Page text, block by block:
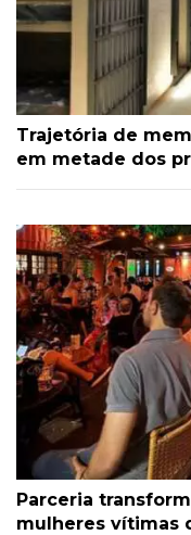
Trajetória de
em metade dos
Parceria
mulheres vítimas